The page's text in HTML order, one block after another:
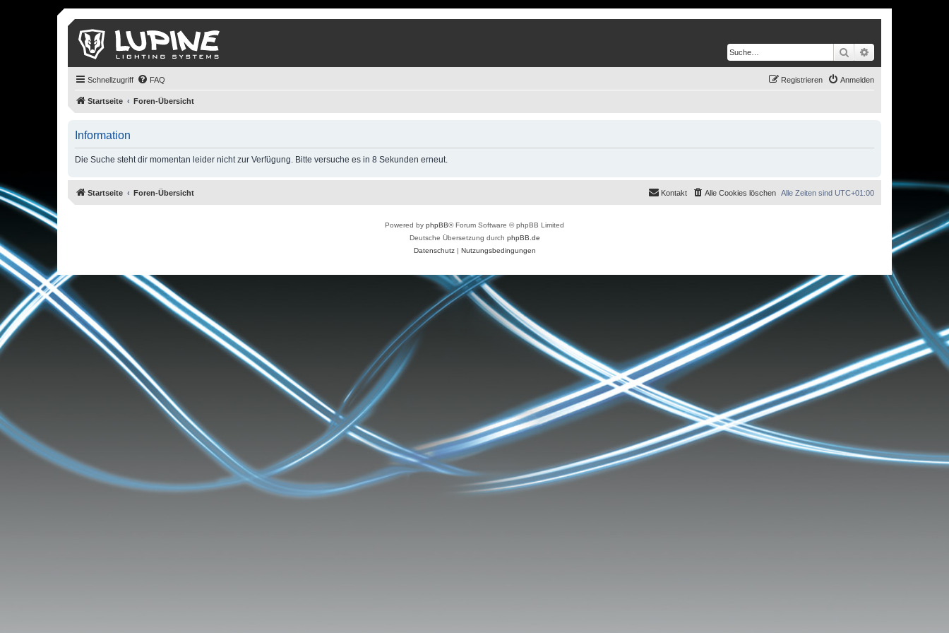
Suche
Schnellzugriff FAQ Anmelden
Registrieren
Startseite Foren-Übersicht
Information
Die Suche steht dir momentan leider nicht zur Verfügung. Bitte versuche es in 8 Sekunden erneut.
Startseite Foren-Übersicht Alle Zeiten sind UTC+01:00
Alle Cookies löschen
Kontakt
Powered by phpBB® Forum Software © phpBB Limited
Deutsche Übersetzung durch phpBB.de
Datenschutz| Nutzungsbedingungen